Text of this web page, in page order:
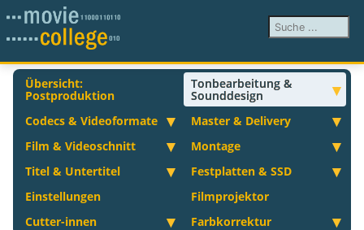
Suchen ...
Übersicht:
Postproduktion
Tonbearbeitung &
Sounddesign
Codecs & Videoformate
Master & Delivery
Film & Videoschnitt
Montage
Titel & Untertitel
Festplatten & SSD
Einstellungen
Filmprojektor
Cutter-innen
Farbkorrektur